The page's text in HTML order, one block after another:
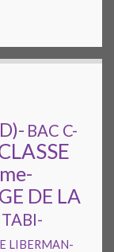
BAC C-
DE LA
LIBERMAN-